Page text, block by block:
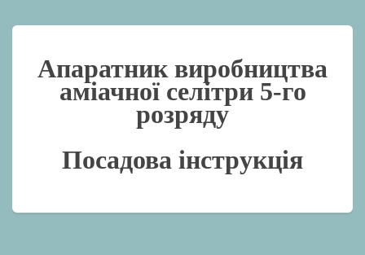
Апаратник виробництва
аміачної селітри 5-го
розряду
Посадова інструкція